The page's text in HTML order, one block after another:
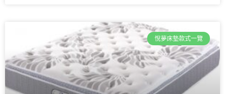
悅夢床墊款式一覽